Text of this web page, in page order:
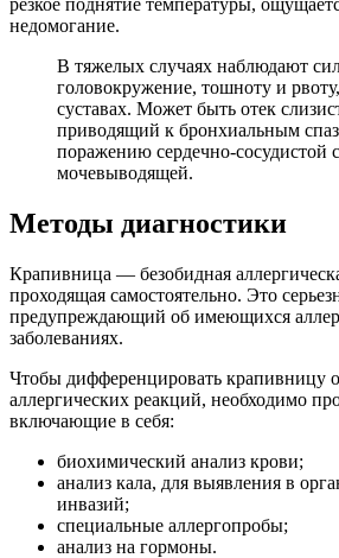
резкое поднятие температуры,
недомогание.
В тяжелых случаях наблюдают
головокружение, тошноту и
суставах. Может быть отек
приводящий к бронхиальным
поражению сердечно-сосудистой
мочевыводящей.
Методы диагностики
Крапивница — безобидная
проходящая самостоятельно. Это
предупреждающий об имеющихся
заболеваниях.
Чтобы дифференцировать крапивницу
аллергических реакций, необходимо
включающие в себя:
биохимический анализ крови;
анализ кала, для выявления в
инвазий;
специальные аллергопробы;
анализ на гормоны.